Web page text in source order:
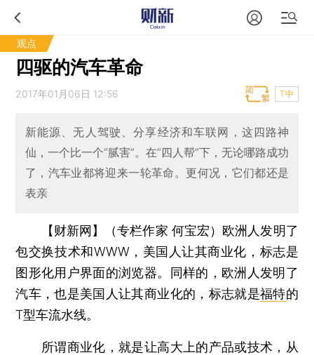
观点
四驱的汽车革命
2017年01月06日 12:56 T中
新能源、无人驾驶、分享经济和车联网，这四路神
仙，一个比一个“腻害”。在“四人帮”下，无论哪路成功
了，汽车业都将迎来一轮革命。更何况，它们都还是
表亲
【财新网】（专栏作家 何宝宏） 欧洲人发明了
包交换技术和WWW，美国人让其商业化，标志是
图形化用户界面的浏览器。同样的，欧洲人发明了
汽车，也是美国人让其商业化的，标志就是福特的
T型车流水线。
所谓商业化，就是让高大上的产品或技术，从